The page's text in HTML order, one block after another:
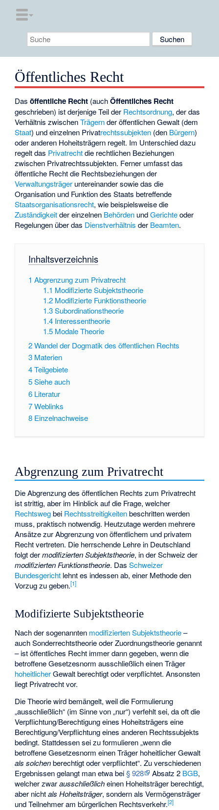
Öffentliches Recht
Dasöffentliche Recht (auchÖffentliches Recht
geschrieben) ist derjenige Teil der Rechtsordnung, der das
Verhältnis zwischenTrägernder öffentlichen Gewalt (dem
Staat) und einzelnen Privatrechtssubjekten (den Bürgern)
oder anderen Hoheitsträgern regelt. Im Unterschied dazu
regelt das Privatrechtdie rechtlichen Beziehungen
zwischen Privatrechtssubjekten. Ferner umfasst das
öffentliche Recht die Rechtsbeziehungen der
Verwaltungsträger untereinander sowie das die
Organisation und Funktion des Staats betreffende
Staatsorganisationsrecht, wie beispielsweise die
Zuständigkeitder einzelnen Behörden undGerichteoder
Regelungen über das Dienstverhältnis der Beamten.
Inhaltsverzeichnis
1 Abgrenzung zum Privatrecht
1.1 Modifizierte Subjektstheorie
1.2 Modifizierte Funktionstheorie
1.3 Subordinationstheorie
1.4 Interessentheorie
1.5 Modale Theorie
2Wandel der Dogmatik des öffentlichen Rechts
3 Materien
4Teilgebiete
5Siehe auch
6 Literatur
7Weblinks
8 Einzelnachweise
Abgrenzung zum Privatrecht
Die Abgrenzung des öffentlichen Rechts zum Privatrecht
ist strittig, aber im Hinblick auf die Frage, welcher
Rechtswegbei Rechtsstreitigkeitenbeschritten werden
muss, praktisch notwendig. Heutzutage werden mehrere
Ansätze zur Abgrenzung von öffentlichem und privatem
Recht vertreten. Die herrschende Lehre in Deutschland
folgt dermodifizierten Subjektstheorie, in der Schweiz der
modifizierten Funktionstheorie. DasSchweizer
Bundesgericht lehnt es indessen ab, einer Methode den
Vorzug zu geben.[1]
Modifizierte Subjektstheorie
Nach der sogenannten modifizierten Subjektstheorie–
auch Sonderrechtstheorie oder Zuordnungstheorie genannt
– ist öffentliches Recht immer dann gegeben, wenn die
betroffene Gesetzesnorm ausschließlich einen Träger
hoheitlicherGewalt berechtigt oder verpflichtet. Ansonsten
liegt Privatrecht vor.
Die Theorie wird bemängelt, weil die Formulierung
„ausschließlich“ (im Sinne von „nur“) verfehlt sei, da oft die
Verpflichtung/Berechtigung eines Hoheitsträgers eine
Berechtigung/Verpflichtung eines anderen Rechtssubjekts
bedingt. Stattdessen sei zu formulieren „wenn die
betroffene Gesetzesnorm einen Träger hoheitlicher Gewalt
als solchenberechtigt oder verpflichtet“. Zu verschiedenen
Ergebnissen gelangt man etwa bei§ 928 Absatz 2 BGB,
welcher zwarausschließlicheinen Hoheitsträger berechtigt,
aber nichtals Hoheitsträger, sondern als Vermögensträger
und Teilnehmer am bürgerlichen Rechtsverkehr.[2]